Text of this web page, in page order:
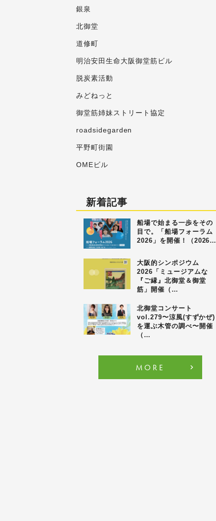
銀泉
北御堂
道修町
明治安田生命大阪御堂筋ビル
脱炭素活動
みどねっと
御堂筋姉妹ストリート協定
roadsidegarden
平野町街園
OMEビル
新着記事
船場で始まる一歩をその
目で。「船場フォーラム
2026」を開催！（2026…
大阪的シンポジウム
2026「ミュージアムな
『ご縁』北御堂＆御堂
筋」開催（…
北御堂コンサート
vol.279〜涼風(すずかぜ)
を運ぶ木管の調べ〜開催
（…
MORE